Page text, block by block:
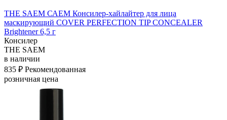
THE SAEM САЕМ Консилер-хайлайтер для лица
маскирующий COVER PERFECTION TIP CONCEALER
Brightener 6,5 г
Консилер
THE SAEM
в наличии
835 ₽ Рекомендованная
розничная цена